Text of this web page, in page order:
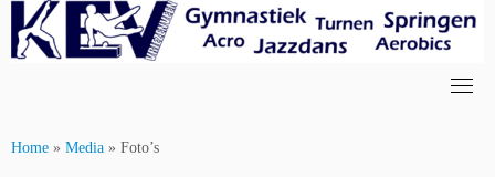
content
Home » Media » Foto’s